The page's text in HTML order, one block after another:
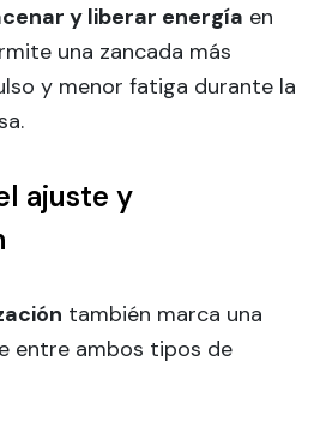
y liberar energía en
una zancada más
y menor fatiga durante la
ajuste y
también marca una
entre ambos tipos de